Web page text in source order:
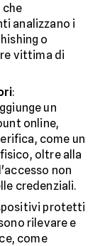
che
analizzano i
o
vittima di
:
un
online,
come un
oltre alla
non
credenziali.
protetti
rilevare e
come